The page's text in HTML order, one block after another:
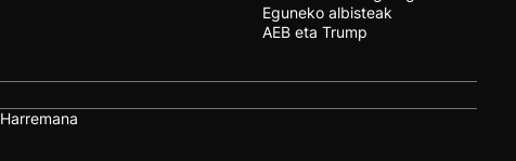
Eguneko albisteak
AEB eta Trump
Harremana